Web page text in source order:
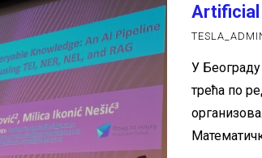
2"
Artificial
У Београду
трећа по